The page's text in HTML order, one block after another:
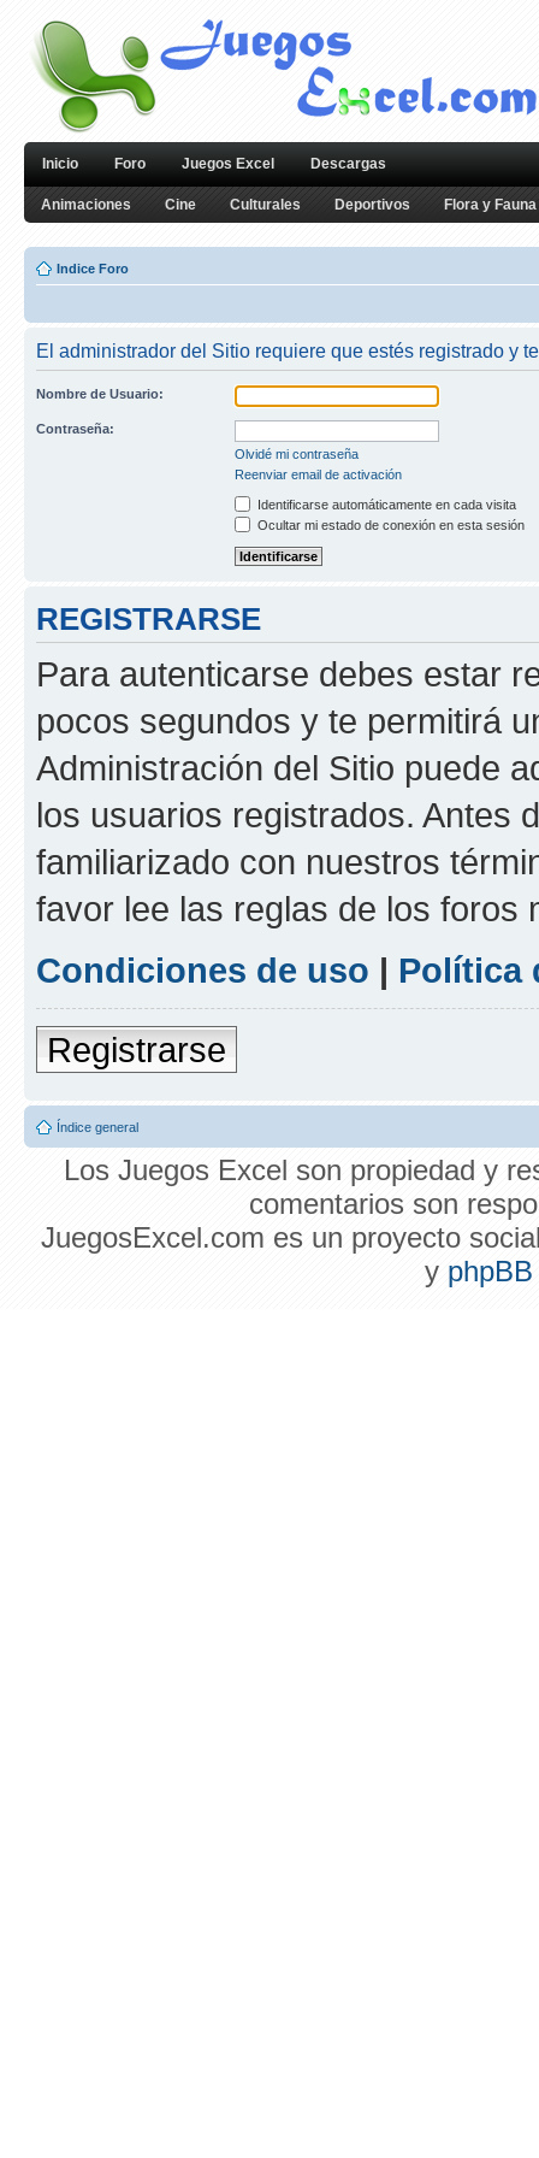
Inicio Foro Juegos Excel Descargas
Animaciones Cine Culturales Deportivos Flora y Fauna
Indice Foro
El administrador del Sitio requiere que estés registrado y
Nombre de Usuario:
Contraseña:
Olvidé mi contraseña
Reenviar email de activación
Identificarse automáticamente en cada visita
Ocultar mi estado de conexión en esta sesión
REGISTRARSE
Para autenticarse debes estar
pocos segundos y te permitirá
Administración del Sitio puede
los usuarios registrados. Antes
familiarizado con nuestros
favor lee las reglas de los foros
Condiciones de uso | Política
Registrarse
Índice general
Los Juegos Excel son propiedad y
comentarios son
JuegosExcel.com es un proyecto
y phpBB